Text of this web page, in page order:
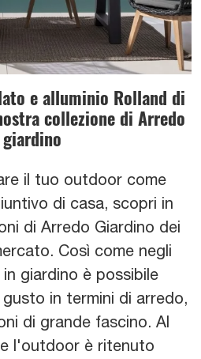
e alluminio Rolland di
collezione di Arredo
il tuo outdoor come
di casa, scopri in
di Arredo Giardino dei
Così come negli
giardino è possibile
in termini di arredo,
di grande fascino. Al
l'outdoor è ritenuto